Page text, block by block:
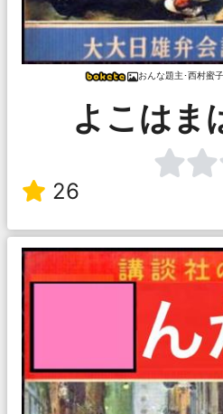
おんな題主･西村蜜子
よこはま
26